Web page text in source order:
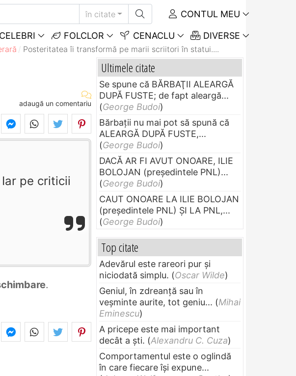
în citate CONTUL MEU
FOLCLOR CENACLU DIVERSE
Posteritatea îi transformă pe marii scriitori în statui....
adaugă un comentariu
pe criticii
.
Ultimele citate
Se spune că BĂRBAŢII ALEARGĂ
DUPĂ FUSTE; de fapt aleargă...
(George Budoi)
Bărbaţii nu mai pot să spună că
ALEARGĂ DUPĂ FUSTE,...
(George Budoi)
DACĂ AR FI AVUT ONOARE, ILIE
BOLOJAN (preşedintele PNL)...
(George Budoi)
CAUT ONOARE LA ILIE BOLOJAN
(preşedintele PNL) ŞI LA PNL,...
(George Budoi)
Top citate
Adevărul este rareori pur și
niciodată simplu. (Oscar Wilde)
Geniul, în zdreanţă sau în
veşminte aurite, tot geniu... (Mihai
Eminescu)
A pricepe este mai important
decât a ști. (Alexandru C. Cuza)
Comportamentul este o oglindă
în care fiecare își expune...